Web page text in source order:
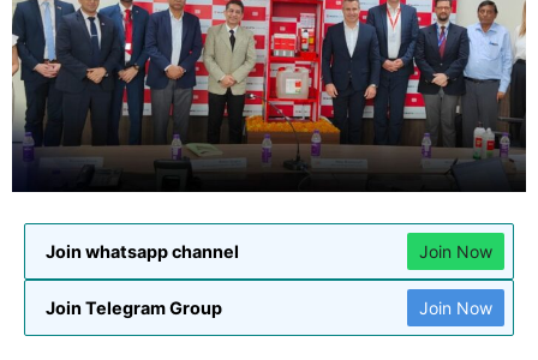
Join whatsapp channel Join Now
Join Telegram Group Join Now